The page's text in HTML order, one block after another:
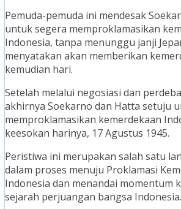
Pemuda-pemuda ini mendesak
untuk segera memproklamasikan
Indonesia, tanpa menunggu janji
menyatakan akan memberikan
kemudian hari.
Setelah melalui negosiasi dan
akhirnya Soekarno dan Hatta setuju
memproklamasikan kemerdekaan
keesokan harinya, 17 Agustus 1945.
Peristiwa ini merupakan salah satu
dalam proses menuju Proklamasi
Indonesia dan menandai momentum
sejarah perjuangan bangsa